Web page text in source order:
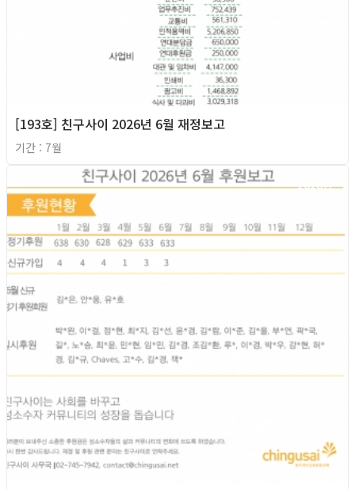
[193호] 친구사이 2026년 6월 재정보고
기간 : 7월
2026년